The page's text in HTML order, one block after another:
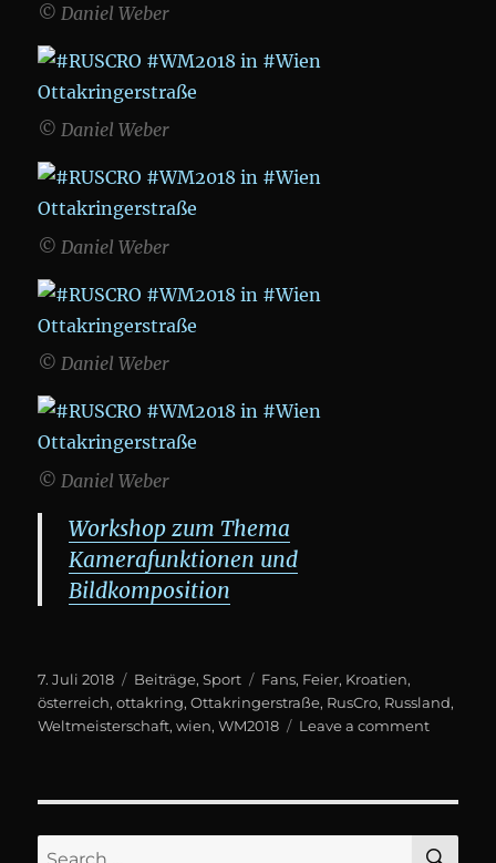
© Daniel Weber
© Daniel Weber
© Daniel Weber
© Daniel Weber
© Daniel Weber
Workshop zum Thema
Kamerafunktionen und
Bildkomposition
Posted
on
7. Juli 2018 Categories
Beiträge,Sport Tags
Fans, Feier, Kroatien,
österreich,ottakring,Ottakringerstraße, RusCro, Russland,
Weltmeisterschaft,wien,WM2018 Leave a commenton
Search